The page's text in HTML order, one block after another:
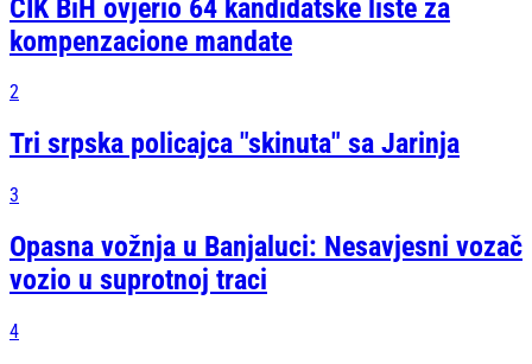
CIK BiH ovjerio 64 kandidatske liste za
kompenzacione mandate
2
Tri srpska policajca "skinuta" sa Jarinja
3
Opasna vožnja u Banjaluci: Nesavjesni vozač
vozio u suprotnoj traci
4